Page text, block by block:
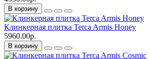
В корзину
Клинкерная плитка Terca Armis Honey
5960.00р.
В корзину